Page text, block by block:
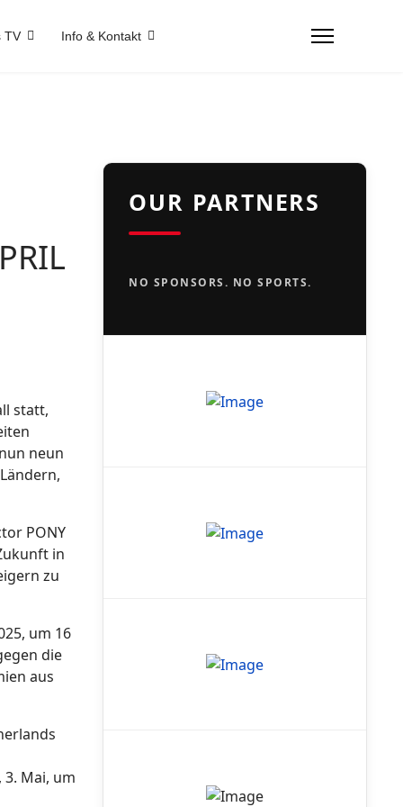
TV Info & Kontakt
statt,
neun
PONY
in
zu
um 16
die
aus
Mai, um
OUR PARTNERS
NO SPONSORS. NO SPORTS.